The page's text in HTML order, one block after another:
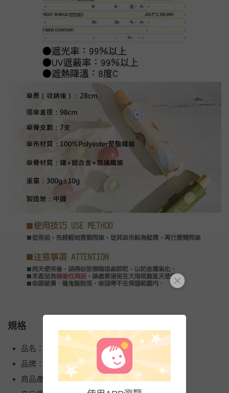
規格
品名：-8°降溫凍齡個人自動傘
品牌：Rainstory
商品產地（國）：中國